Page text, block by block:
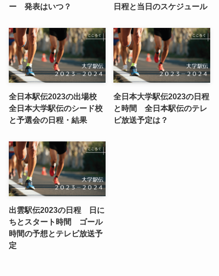
ー 発表はいつ？
日程と当日のスケジュール
全日本駅伝2023の出場校
全日本大学駅伝のシード校
と予選会の日程・結果
全日本大学駅伝2023の日程
と時間 全日本駅伝のテレ
ビ放送予定は？
出雲駅伝2023の日程 日に
ちとスタート時間 ゴール
時間の予想とテレビ放送予
定